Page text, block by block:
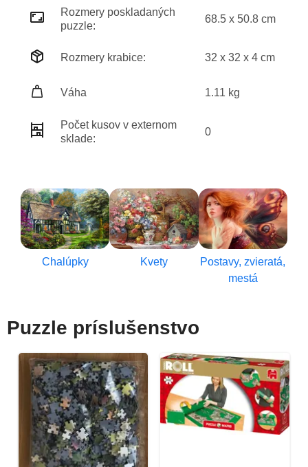
Rozmery poskladaných
puzzle:
68.5 x 50.8 cm
Rozmery krabice: 32 x 32 x 4 cm
Váha 1.11 kg
Počet kusov v externom
sklade:
0
Chalúpky Kvety
Postavy, zvieratá,
mestá
Puzzle príslušenstvo